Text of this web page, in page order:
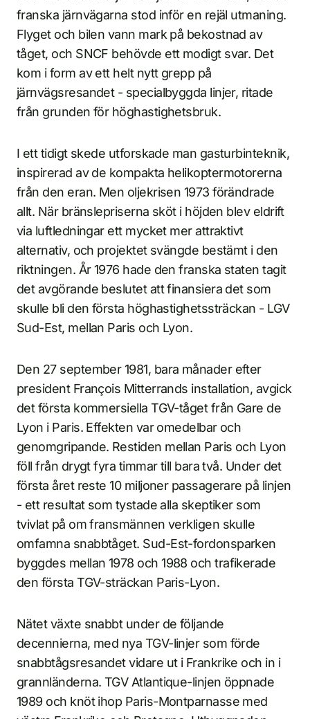
franska järnvägarna stod inför en rejäl utmaning.
Flyget och bilen vann mark på bekostnad av
tåget, och SNCF behövde ett modigt svar. Det
kom i form av ett helt nytt grepp på
järnvägsresandet - specialbyggda linjer, ritade
från grunden för höghastighetsbruk.
I ett tidigt skede utforskade man gasturbinteknik,
inspirerad av de kompakta helikoptermotorerna
från den eran. Men oljekrisen 1973 förändrade
allt. När bränslepriserna sköt i höjden blev eldrift
via luftledningar ett mycket mer attraktivt
alternativ, och projektet svängde bestämt i den
riktningen. År 1976 hade den franska staten tagit
det avgörande beslutet att finansiera det som
skulle bli den första höghastighetssträckan - LGV
Sud-Est, mellan Paris och Lyon.
Den 27 september 1981, bara månader efter
president François Mitterrands installation, avgick
det första kommersiella TGV-tåget från Gare de
Lyon i Paris. Effekten var omedelbar och
genomgripande. Restiden mellan Paris och Lyon
föll från drygt fyra timmar till bara två. Under det
första året reste 10 miljoner passagerare på linjen
- ett resultat som tystade alla skeptiker som
tvivlat på om fransmännen verkligen skulle
omfamna snabbtåget. Sud-Est-fordonsparken
byggdes mellan 1978 och 1988 och trafikerade
den första TGV-sträckan Paris-Lyon.
Nätet växte snabbt under de följande
decennierna, med nya TGV-linjer som förde
snabbtågsresandet vidare ut i Frankrike och in i
grannländerna. TGV Atlantique-linjen öppnade
1989 och knöt ihop Paris-Montparnasse med